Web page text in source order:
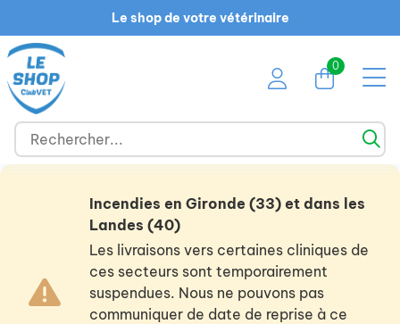
Le shop de votre vétérinaire
0
Incendies en Gironde (33) et dans les
Landes (40)
Les livraisons vers certaines cliniques de
ces secteurs sont temporairement
suspendues. Nous ne pouvons pas
communiquer de date de reprise à ce